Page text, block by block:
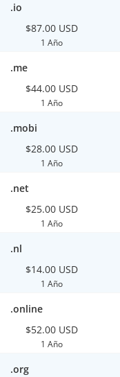
.io
$87.00 USD
1 Año
.me
$44.00 USD
1 Año
.mobi
$28.00 USD
1 Año
.net
$25.00 USD
1 Año
.nl
$14.00 USD
1 Año
.online
$52.00 USD
1 Año
.org